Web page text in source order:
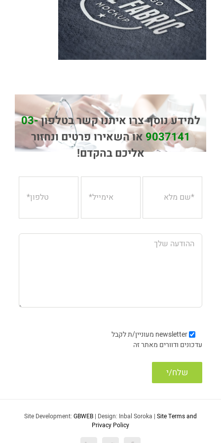
למידע נוסף צרו איתנו קשר בטלפון03-
9037141או השאירו פרטים ונחזור
אליכם בהקדם!
newsletter מעוניין/ת לקבל
עדכונים ודוורים מאתר זה
Site Development: GBWEB | Design: Inbal Soroka | Site Terms and
Privacy Policy